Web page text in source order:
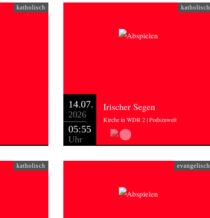
katholisch katholisch
14.07.
2026
05:55
Uhr
Irischer Segen
Kirche in WDR 2 | Podszuweit
katholisch evangelisch